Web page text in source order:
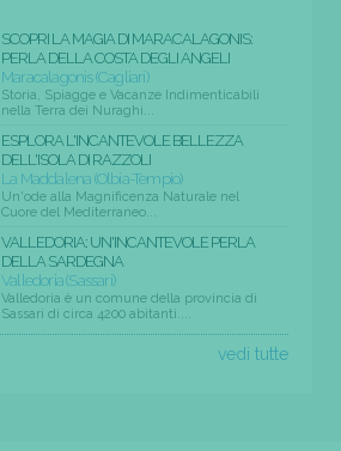
SCOPRI LA MAGIA DI MARACALAGONIS:
PERLA DELLA COSTA DEGLI ANGELI
Maracalagonis (Cagliari)
Storia, Spiagge e Vacanze Indimenticabili
nella Terra dei Nuraghi...
ESPLORA L'INCANTEVOLE BELLEZZA
DELL'ISOLA DI RAZZOLI
La Maddalena (Olbia-Tempio)
Un'ode alla Magnificenza Naturale nel
Cuore del Mediterraneo...
VALLEDORIA: UN'INCANTEVOLE PERLA
DELLA SARDEGNA
Valledoria (Sassari)
Valledoria è un comune della provincia di
Sassari di circa 4200 abitanti....
vedi tutte